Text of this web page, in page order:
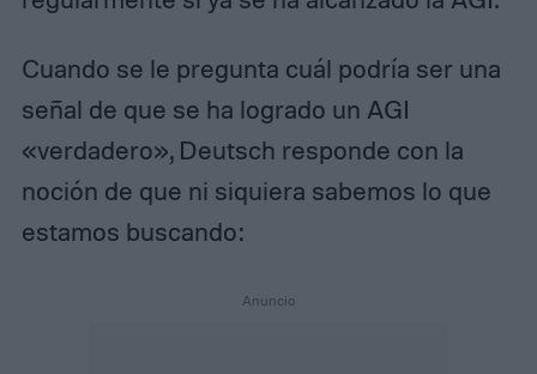
Cuando se le pregunta cuál podría ser una
señal de que se ha logrado un AGI
«verdadero», Deutsch responde con la
noción de que ni siquiera sabemos lo que
estamos buscando: